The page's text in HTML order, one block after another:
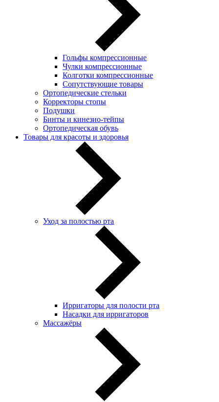
Гольфы компрессионные
Чулки компрессионные
Колготки компрессионные
Сопутствующие товары
Ортопедические стельки
Корректоры стопы
Подушки
Бинты и кинезио-тейпы
Ортопедическая обувь
Товары для красоты и здоровья
Уход за полостью рта
Ирригаторы для полости рта
Насадки для ирригаторов
Массажёры